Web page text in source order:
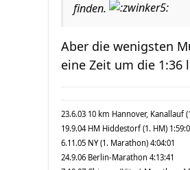
finden.
Aber die wenigsten
eine Zeit um die 1:36
23.6.03 10 km Hannover, Kanallauf
19.9.04 HM Hiddestorf (1. HM)
6.11.05 NY (1. Marathon) 4:04:01
24.9.06 Berlin-Marathon 4:13:41